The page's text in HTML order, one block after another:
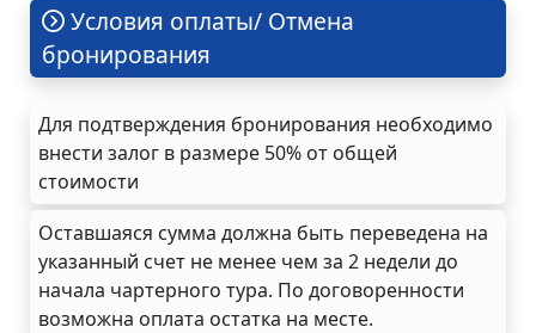
Условия оплаты/ Отмена
бронирования
Для подтверждения бронирования необходимо
внести залог в размере 50% от общей
стоимости
Оставшаяся сумма должна быть переведена на
указанный счет не менее чем за 2 недели до
начала чартерного тура. По договоренности
возможна оплата остатка на месте.